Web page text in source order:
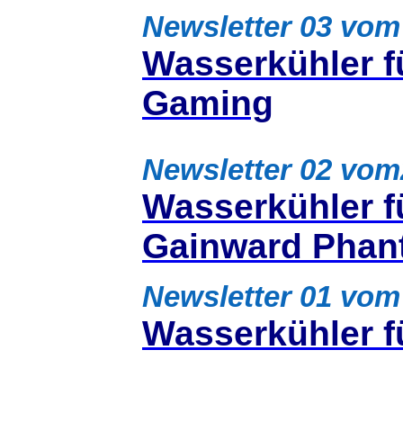
Newsletter 03
Wasserkühler
Gaming
Newsletter 02
Wasserkühler
Gainward
Newsletter 01
Wasserkühler